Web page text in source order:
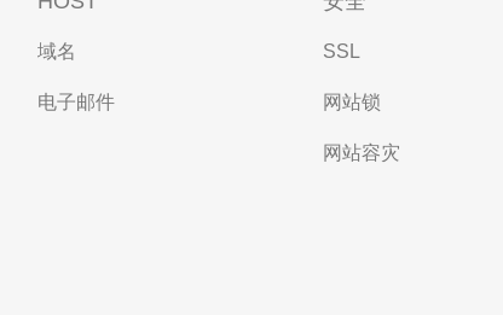
域名
电子邮件
SSL
网站锁
网站容灾